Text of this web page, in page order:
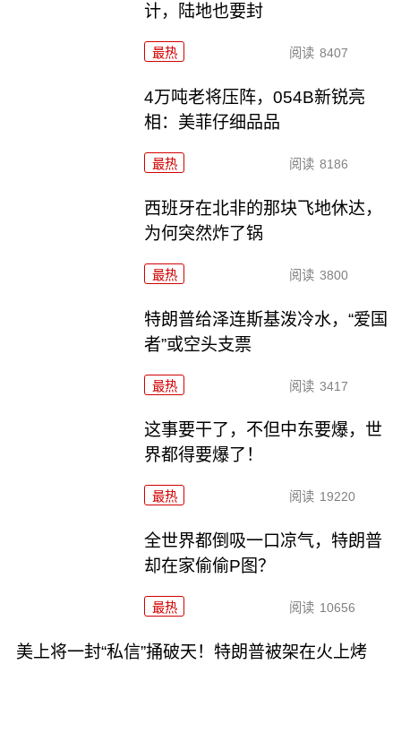
计，陆地也要封
最热 阅读 8407
4万吨老将压阵，054B新锐亮
相：美菲仔细品品
最热 阅读 8186
西班牙在北非的那块飞地休达，
为何突然炸了锅
最热 阅读 3800
特朗普给泽连斯基泼冷水，“爱国
者”或空头支票
最热 阅读 3417
这事要干了，不但中东要爆，世
界都得要爆了！
最热 阅读 19220
全世界都倒吸一口凉气，特朗普
却在家偷偷P图？
最热 阅读 10656
美上将一封“私信”捅破天！特朗普被架在火上烤